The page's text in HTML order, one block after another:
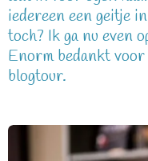
iedereen een geitje
toch? Ik ga nu even
Enorm bedankt voor
blogtour.